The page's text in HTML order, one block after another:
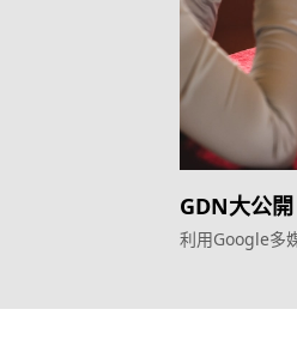
GDN大公
利用Google多